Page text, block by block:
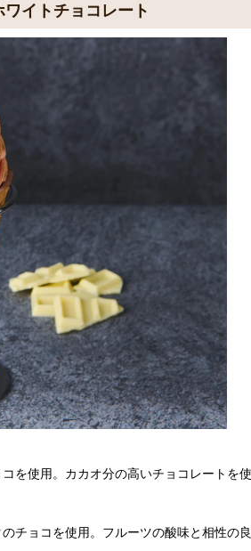
イトチョコレート
を使用。カカオ分の高いチョコレートを
チョコを使用。フルーツの酸味と相性の